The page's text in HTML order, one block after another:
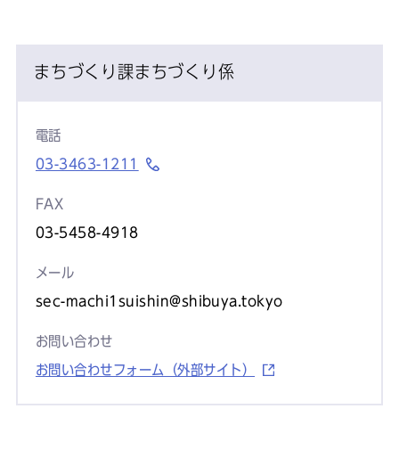
まちづくり課まちづくり係
電話
03-3463-1211
FAX
03-5458-4918
メール
sec-machi1suishin@shibuya.tokyo
お問い合わせ
お問い合わせフォーム（外部サイト）